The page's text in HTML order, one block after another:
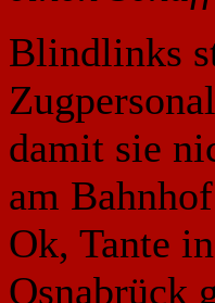
Blindlinks
damit sie
am
Ok, Tante
Osnabrück